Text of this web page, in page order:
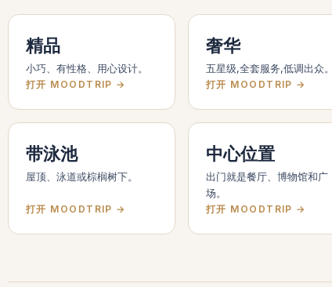
精品
小巧、有性格、用心设计。
打开 MOODTRIP →
奢华
五星级,全套服务,低调出众。
打开 MOODTRIP →
带泳池
屋顶、泳道或棕榈树下。
打开 MOODTRIP →
中心位置
出门就是餐厅、博物馆和广
场。
打开 MOODTRIP →